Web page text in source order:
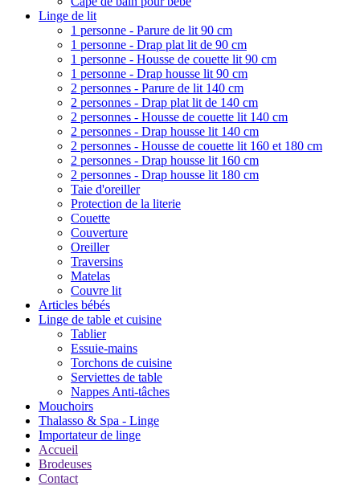
Linge de lit
1 personne - Parure de lit 90 cm
1 personne - Drap plat lit de 90 cm
1 personne - Housse de couette lit 90 cm
1 personne - Drap housse lit 90 cm
2 personnes - Parure de lit 140 cm
2 personnes - Drap plat lit de 140 cm
2 personnes - Housse de couette lit 140 cm
2 personnes - Drap housse lit 140 cm
2 personnes - Housse de couette lit 160 et 180 cm
2 personnes - Drap housse lit 160 cm
2 personnes - Drap housse lit 180 cm
Taie d'oreiller
Protection de la literie
Couette
Couverture
Oreiller
Traversins
Matelas
Couvre lit
Articles bébés
Linge de table et cuisine
Tablier
Essuie-mains
Torchons de cuisine
Serviettes de table
Nappes Anti-tâches
Mouchoirs
Thalasso & Spa - Linge
Importateur de linge
Accueil
Brodeuses
Contact